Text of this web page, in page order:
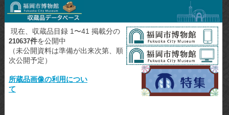
現在、収蔵品目録 1〜41 掲載分の
210637件を公開中
（未公開資料は準備が出来次第、順
次公開予定）
所蔵品画像の利用につい
て